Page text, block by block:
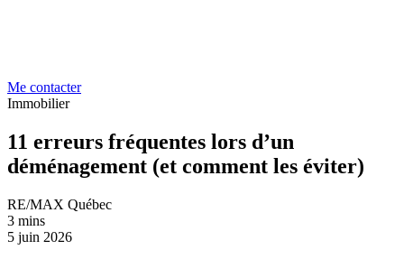
Me contacter
Immobilier
11 erreurs fréquentes lors d’un
déménagement (et comment les éviter)
RE/MAX Québec
3 mins
5 juin 2026